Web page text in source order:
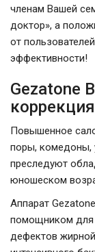
членам Вашей
доктор», а
от
эффективности!
Gezatone
Повышенное
поры, комедоны,
преследуют
юношеском
Аппарат
помощником для
дефектов